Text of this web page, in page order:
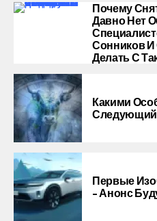
Почему
Давно Нет
Сонников
Делать С
Какими
Следующий
Первые
– Анонс